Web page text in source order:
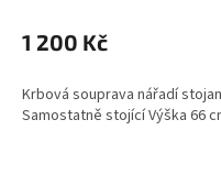
1 200 Kč
Krbová souprava nářadí
Samostatně stojící Výška 66